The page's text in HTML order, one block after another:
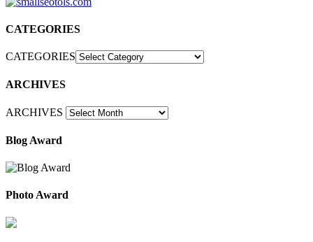
CATEGORIES
CATEGORIES
ARCHIVES
ARCHIVES
Blog Award
Photo Award